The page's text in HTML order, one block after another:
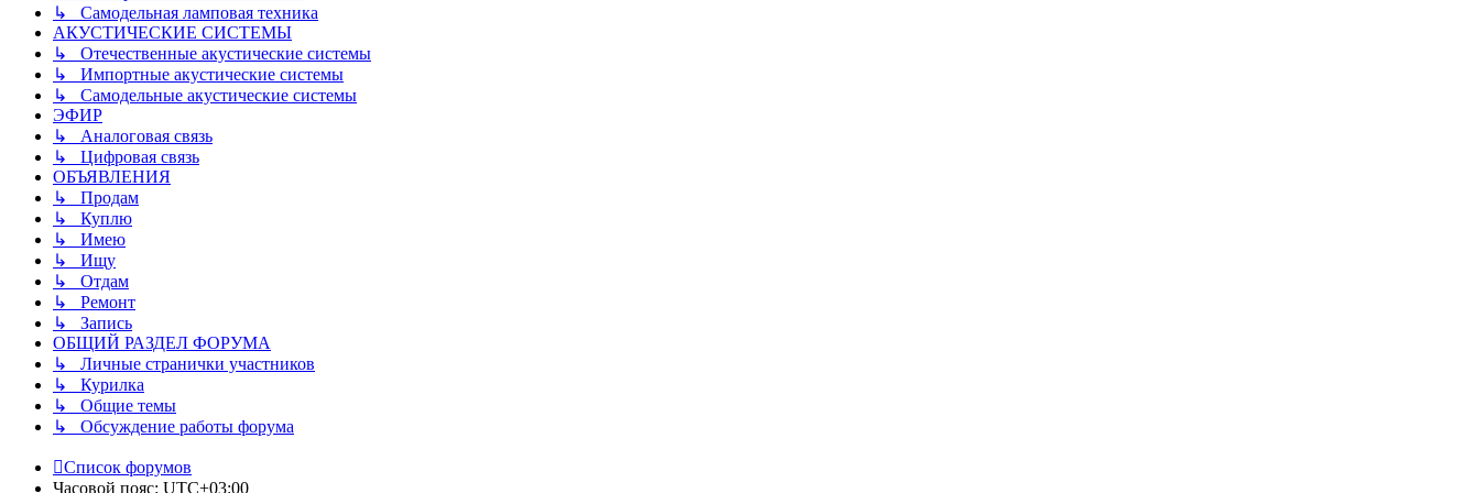
↳ Самодельная ламповая техника
АКУСТИЧЕСКИЕ СИСТЕМЫ
↳ Отечественные акустические системы
↳ Импортные акустические системы
↳ Самодельные акустические системы
ЭФИР
↳ Аналоговая связь
↳ Цифровая связь
ОБЪЯВЛЕНИЯ
↳ Продам
↳ Куплю
↳ Имею
↳ Ищу
↳ Отдам
↳ Ремонт
↳ Запись
ОБЩИЙ РАЗДЕЛ ФОРУМА
↳ Личные странички участников
↳ Курилка
↳ Общие темы
↳ Обсуждение работы форума
Список форумов
Часовой пояс: UTC+03:00